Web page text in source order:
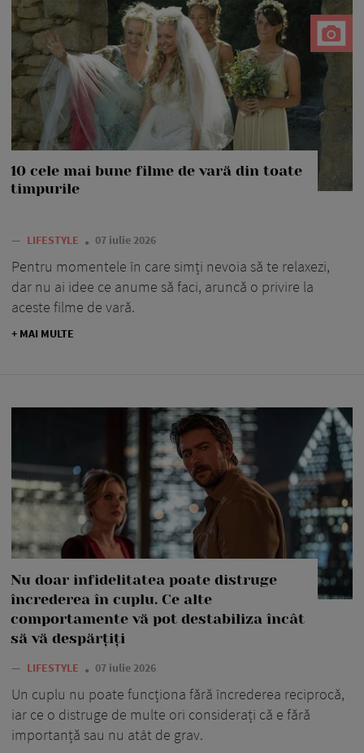
10 cele mai bune filme de vară din toate
timpurile
— LIFESTYLE 07 iulie 2026
Pentru momentele în care simți nevoia să te relaxezi,
dar nu ai idee ce anume să faci, aruncă o privire la
aceste filme de vară.
+ MAI MULTE
Nu doar infidelitatea poate distruge
încrederea în cuplu. Ce alte
comportamente vă pot destabiliza încât
să vă despărțiți
— LIFESTYLE 07 iulie 2026
Un cuplu nu poate funcționa fără încrederea reciprocă,
iar ce o distruge de multe ori considerați că e fără
importanță sau nu atât de grav.